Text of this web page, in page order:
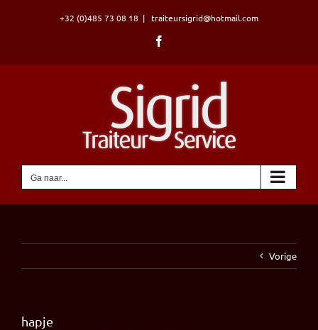
+32 (0)485 73 08 18 | traiteursigrid@hotmail.com
Ga naar...
Vorige
hapje